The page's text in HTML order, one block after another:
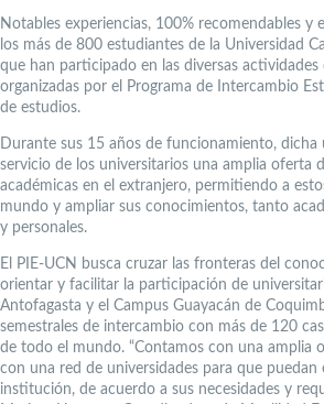
Notables experiencias, 100% recomendables y
los más de 800 estudiantes de la Universidad
que han participado en las diversas actividades
organizadas por el Programa de Intercambio
de estudios.
Durante sus 15 años de funcionamiento, dicha
servicio de los universitarios una amplia oferta
académicas en el extranjero, permitiendo a
mundo y ampliar sus conocimientos, tanto
y personales.
El PIE-UCN busca cruzar las fronteras del
orientar y facilitar la participación de
Antofagasta y el Campus Guayacán de
semestrales de intercambio con más de 120
de todo el mundo. “Contamos con una amplia
con una red de universidades para que puedan
institución, de acuerdo a sus necesidades y